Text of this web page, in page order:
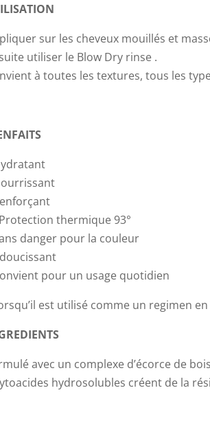
sur les cheveux mouillés et
utiliser le Blow Dry rinse .
à toutes les textures, tous les
thermique 93°
danger pour la couleur
pour un usage quotidien
est utilisé comme un regimen en
avec un complexe d’écorce de
hydrosolubles créent de la